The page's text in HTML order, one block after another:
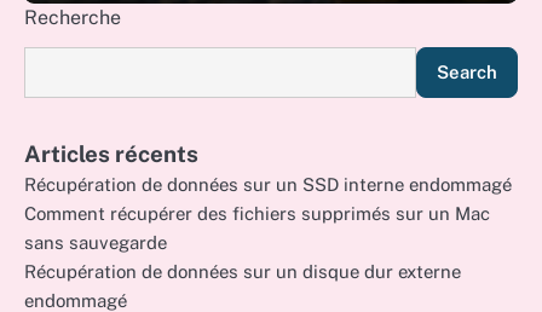
Recherche
Search
Articles récents
Récupération de données sur un SSD interne endommagé
Comment récupérer des fichiers supprimés sur un Mac
sans sauvegarde
Récupération de données sur un disque dur externe
endommagé